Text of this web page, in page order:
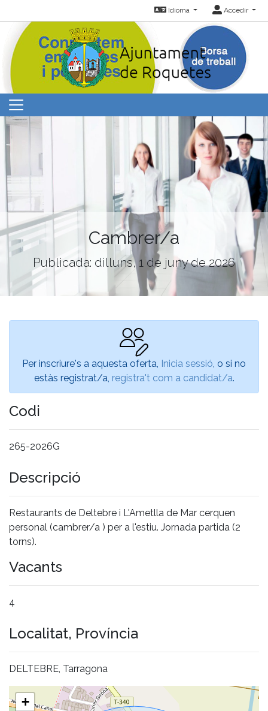
Idioma Accedir
Cambrer/a
Publicada: dilluns, 1 de juny de 2026
Per inscriure's a aquesta oferta, Inicia sessió , o si no
estàs registrat/a, registra't com a candidat/a.
Codi
265-2026G
Descripció
Restaurants de Deltebre i L'Ametlla de Mar cerquen
personal (cambrer/a ) per a l'estiu. Jornada partida (2
torns).
Vacants
4
Localitat, Província
DELTEBRE, Tarragona
+